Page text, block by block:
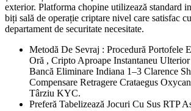
exterior. Platforma chopine utilizează standard
biți sală de operație criptare nivel care satisfac
departament de securitate necesitate.
Metodă De Sevraj : Procedură Portofele
Oră , Cripto Aproape Instantaneu
Bancă Eliminare Indiana 1–3 Clarence
Compensare Retragere Crataegus
Târziu KYC.
Preferă Tabelizează Jocuri Cu Sus RTP